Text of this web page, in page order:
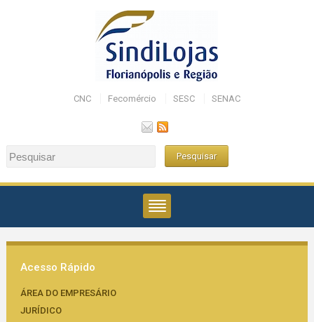
CNC Fecomércio SESC SENAC
Acesso Rápido
ÁREA DO EMPRESÁRIO
JURÍDICO